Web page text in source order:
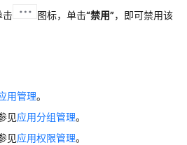
击 图标，单击“禁用”，即可禁用该
用管理。
见应用分组管理。
见应用权限管理。